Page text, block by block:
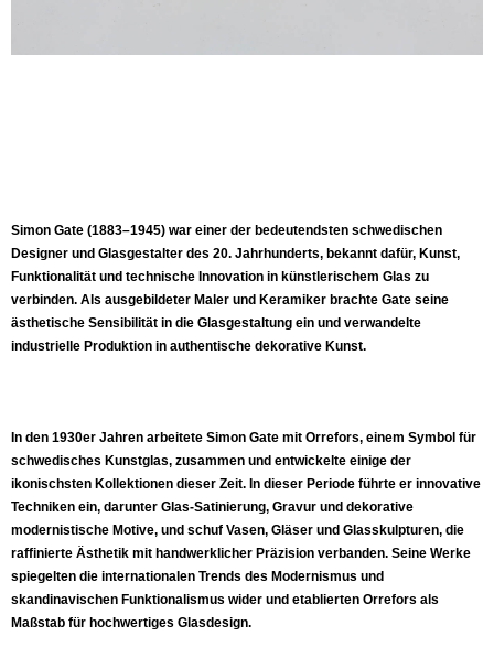
Simon Gate (1883–1945) war einer der bedeutendsten schwedischen
Designer und Glasgestalter des 20. Jahrhunderts, bekannt dafür, Kunst,
Funktionalität und technische Innovation in künstlerischem Glas zu
verbinden. Als ausgebildeter Maler und Keramiker brachte Gate seine
ästhetische Sensibilität in die Glasgestaltung ein und verwandelte
industrielle Produktion in authentische dekorative Kunst.
In den 1930er Jahren arbeitete Simon Gate mit Orrefors, einem Symbol für
schwedisches Kunstglas, zusammen und entwickelte einige der
ikonischsten Kollektionen dieser Zeit. In dieser Periode führte er innovative
Techniken ein, darunter Glas-Satinierung, Gravur und dekorative
modernistische Motive, und schuf Vasen, Gläser und Glasskulpturen, die
raffinierte Ästhetik mit handwerklicher Präzision verbanden. Seine Werke
spiegelten die internationalen Trends des Modernismus und
skandinavischen Funktionalismus wider und etablierten Orrefors als
Maßstab für hochwertiges Glasdesign.